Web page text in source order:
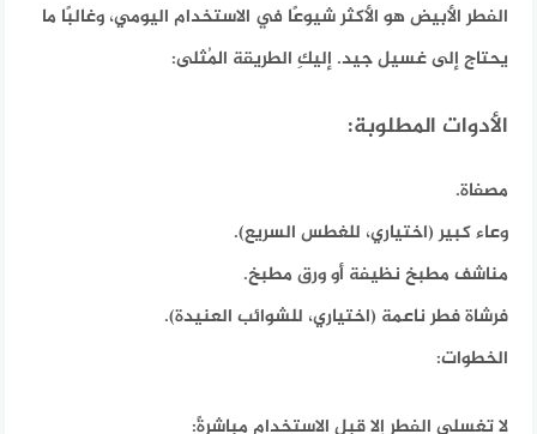
الفطر الأبيض هو الأكثر شيوعًا في الاستخدام اليومي، وغالبًا ما
يحتاج إلى غسيل جيد. إليكِ الطريقة المُثلى:
الأدوات المطلوبة:
مصفاة.
وعاء كبير (اختياري، للغطس السريع).
مناشف مطبخ نظيفة أو ورق مطبخ.
فرشاة فطر ناعمة (اختياري، للشوائب العنيدة).
الخطوات:
لا تغسلي الفطر إلا قبل الاستخدام مباشرةً: